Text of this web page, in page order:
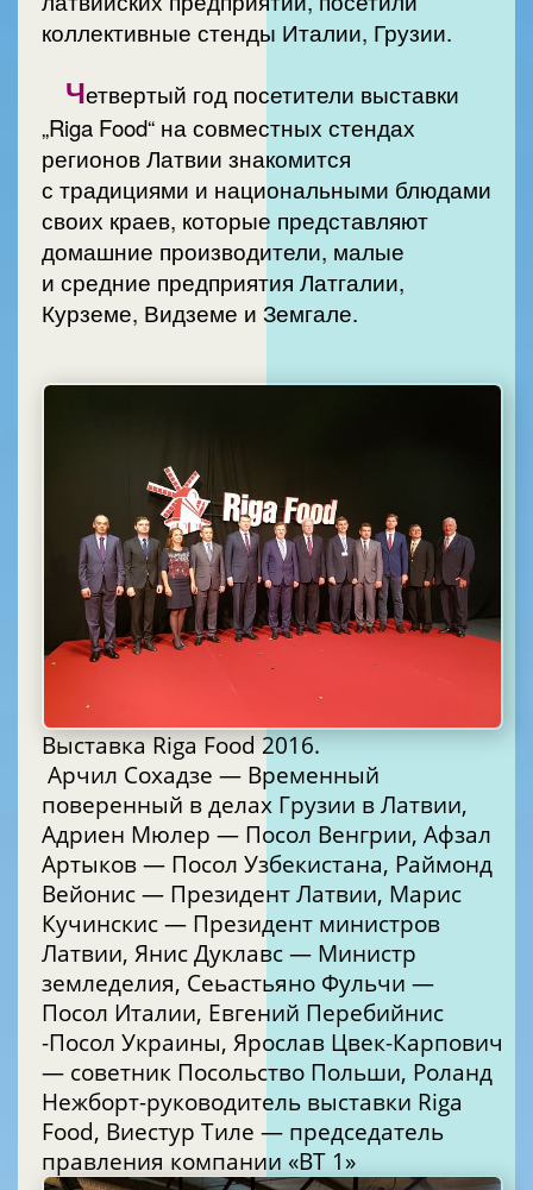
коллективные стенды Италии, Грузии.
Четвертый год посетители выставки
„Riga Food“ на совместных стендах
регионов Латвии знакомится
с традициями и национальными блюдами
своих краев, которые представляют
домашние производители, малые
и средние предприятия Латгалии,
Курземе, Видземе и Земгале.
Выставка Riga Food 2016.
Арчил Сохадзе — Временный
поверенный в делах Грузии в Латвии,
Адриен Мюлер — Посол Венгрии, Афзал
Артыков — Посол Узбекистана, Раймонд
Вейонис — Президент Латвии, Марис
Кучинскис — Президент министров
Латвии, Янис Дуклавс — Министр
земледелия, Сеьастьяно Фульчи —
Посол Италии, Евгений Перебийнис
-Посол Украины, Ярослав Цвек-Карпович
— советник Посольство Польши, Роланд
Нежборт-руководитель выставки Riga
Food, Виестур Тиле — председатель